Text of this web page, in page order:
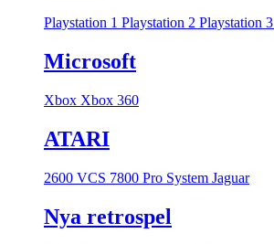
Playstation 1 Playstation 2 Playstation 3
Microsoft
Xbox Xbox 360
ATARI
2600 VCS 7800 Pro System Jaguar
Nya retrospel